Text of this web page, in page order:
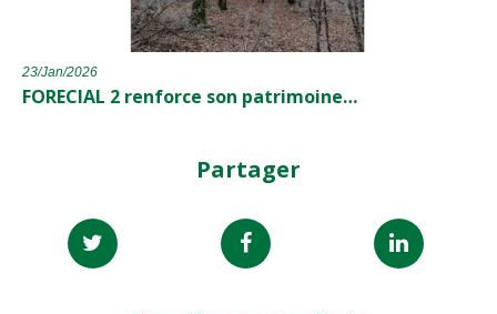
23/Jan/2026
FORECIAL 2 renforce son patrimoine…
Partager